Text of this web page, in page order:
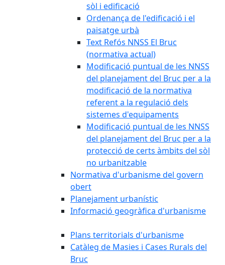
sòl i edificació
Ordenança de l'edificació i el
paisatge urbà
Text Refós NNSS El Bruc
(normativa actual)
Modificació puntual de les NNSS
del planejament del Bruc per a la
modificació de la normativa
referent a la regulació dels
sistemes d'equipaments
Modificació puntual de les NNSS
del planejament del Bruc per a la
protecció de certs àmbits del sòl
no urbanitzable
Normativa d'urbanisme del govern
obert
Planejament urbanístic
Informació geogràfica d'urbanisme
Plans territorials d'urbanisme
Catàleg de Masies i Cases Rurals del
Bruc